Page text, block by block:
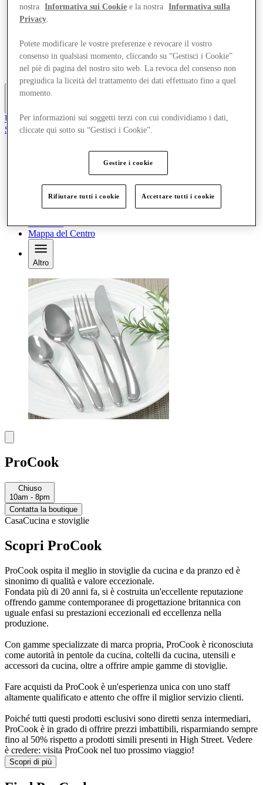
Offerte
Pianifica la tua visita
Cosa c'è in programma
Servizi
Gift Card
Mappa del Centro
Unisciti al Club
Salvata
Mangia e Bevi
Servizi
Mappa del Centro
Altro
ProCook
Chiuso
10am - 8pm
Contatta la boutique
CasaCucina e stoviglie
Scopri ProCook
ProCook ospita il meglio in stoviglie da cucina e da pranzo ed è
sinonimo di qualità e valore eccezionale.
Fondata più di 20 anni fa, si è costruita un'eccellente reputazione
offrendo gamme contemporanee di progettazione britannica con
uguale enfasi su prestazioni eccezionali ed eccellenza nella
produzione.
Con gamme specializzate di marca propria, ProCook è riconosciuta
come autorità in pentole da cucina, coltelli da cucina, utensili e
accessori da cucina, oltre a offrire ampie gamme di stoviglie.
Fare acquisti da ProCook è un'esperienza unica con uno staff
altamente qualificato e attento che offre il miglior servizio clienti.
Poiché tutti questi prodotti esclusivi sono diretti senza intermediari,
ProCook è in grado di offrire prezzi imbattibili, risparmiando sempre
fino al 50% rispetto a prodotti simili presenti in High Street. Vedere
è credere: visita ProCook nel tuo prossimo viaggio!
Scopri di più
nostra
Informativa sui Cookie e la nostra
Informativa sulla
Privacy
Potete modificare le vostre preferenze e revocare il vostro
consenso in qualsiasi momento, cliccando su “Gestisci i Cookie”
nel piè di pagina del nostro sito web. La revoca del consenso non
pregiudica la liceità del trattamento dei dati effettuato fino a quel
momento.
Per informazioni sui soggetti terzi con cui condividiamo i dati,
cliccate qui sotto su “Gestisci i Cookie”.
Gestire i cookie
Rifiutare tutti i cookie Accettare tutti i cookie